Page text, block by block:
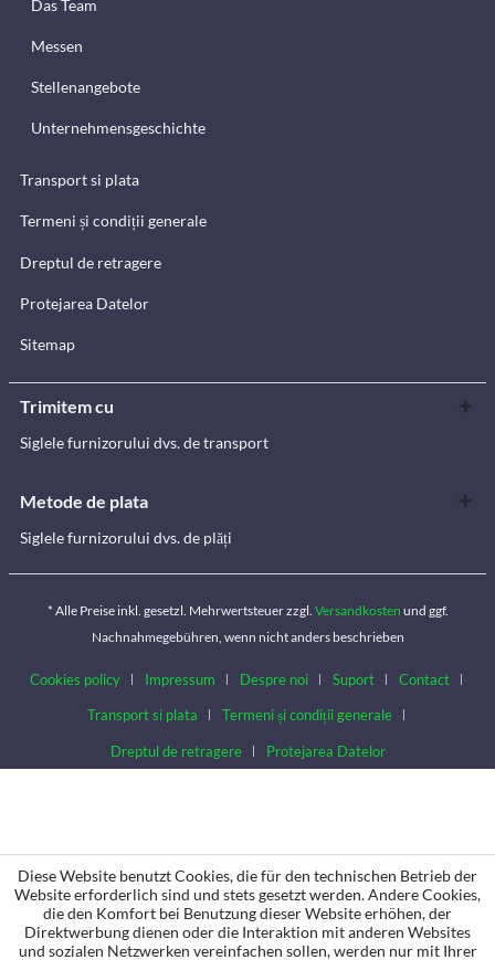
Das Team
Messen
Stellenangebote
Unternehmensgeschichte
Transport si plata
Termeni și condiții generale
Dreptul de retragere
Protejarea Datelor
Sitemap
Trimitem cu
Siglele furnizorului dvs. de transport
Metode de plata
Siglele furnizorului dvs. de plăți
* Alle Preise inkl. gesetzl. Mehrwertsteuer zzgl. Versandkosten und ggf.
Nachnahmegebühren, wenn nicht anders beschrieben
Cookies policy Impressum Despre noi Suport
Contact
Transport si plata
Termeni și condiții generale
Dreptul de retragere Protejarea Datelor
Diese Website benutzt Cookies, die für den technischen Betrieb der
Website erforderlich sind und stets gesetzt werden. Andere Cookies,
die den Komfort bei Benutzung dieser Website erhöhen, der
Direktwerbung dienen oder die Interaktion mit anderen Websites
und sozialen Netzwerken vereinfachen sollen, werden nur mit Ihrer